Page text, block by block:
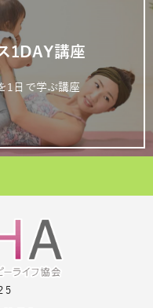
1DAY講座
1日で学ぶ講座